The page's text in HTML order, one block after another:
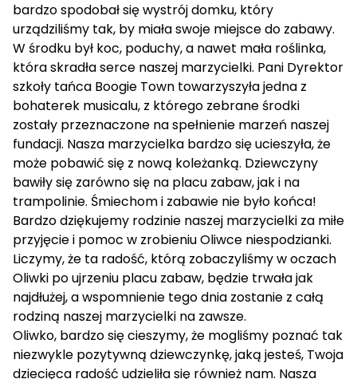
bardzo spodobał się wystrój domku, który
urządziliśmy tak, by miała swoje miejsce do zabawy.
W środku był koc, poduchy, a nawet mała roślinka,
która skradła serce naszej marzycielki. Pani Dyrektor
szkoły tańca Boogie Town towarzyszyła jedna z
bohaterek musicalu, z którego zebrane środki
zostały przeznaczone na spełnienie marzeń naszej
fundacji. Nasza marzycielka bardzo się ucieszyła, że
może pobawić się z nową koleżanką. Dziewczyny
bawiły się zarówno się na placu zabaw, jak i na
trampolinie. Śmiechom i zabawie nie było końca!
Bardzo dziękujemy rodzinie naszej marzycielki za miłe
przyjęcie i pomoc w zrobieniu Oliwce niespodzianki.
Liczymy, że ta radość, którą zobaczyliśmy w oczach
Oliwki po ujrzeniu placu zabaw, będzie trwała jak
najdłużej, a wspomnienie tego dnia zostanie z całą
rodziną naszej marzycielki na zawsze.
Oliwko, bardzo się cieszymy, że mogliśmy poznać tak
niezwykle pozytywną dziewczynkę, jaką jesteś, Twoja
dziecięca radość udzieliła się również nam. Nasza